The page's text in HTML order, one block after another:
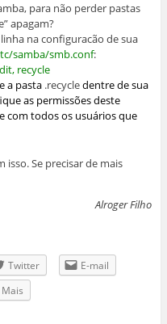
para não perder pastas
apagam?
na configuracão de sua
samba/smb.conf:
recycle
a pasta.recycledentre de sua
as permissões deste
com todos os usuários que
isso. Se precisar de mais
Alroger Filho
Twitter
E-mail
Mais